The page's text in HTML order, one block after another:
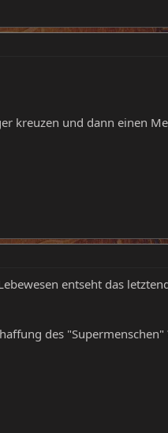
kreuzen und dann einen
entseht das
des "Supermenschen"